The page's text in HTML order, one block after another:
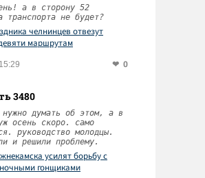
а в сторону 52
транспорта не будет?
челнинцев отвезут
маршрутам
0
3480
нужно думать об этом, а в
осень скоро. само
руководство молодцы.
и решили проблему.
усилят борьбу с
гонщиками